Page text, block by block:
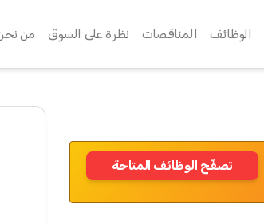
الوظائف المناقصات نظرة على السوق من
تصفّح الوظائف المتاحة